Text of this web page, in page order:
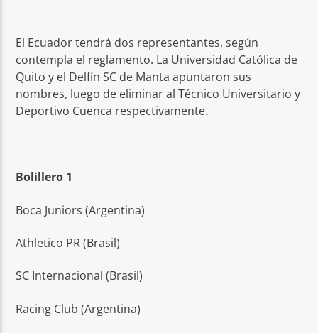
El Ecuador tendrá dos representantes, según
contempla el reglamento. La Universidad Católica de
Quito y el Delfín SC de Manta apuntaron sus
nombres, luego de eliminar al Técnico Universitario y
Deportivo Cuenca respectivamente.
Bolillero 1
Boca Juniors (Argentina)
Athletico PR (Brasil)
SC Internacional (Brasil)
Racing Club (Argentina)